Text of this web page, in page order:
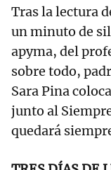
Tras la lectura
un minuto de
apyma, del
sobre todo,
Sara Pina
junto al
quedará